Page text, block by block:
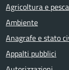
Agricoltura e pesca
Ambiente
Anagrafe e stato
Appalti pubblici